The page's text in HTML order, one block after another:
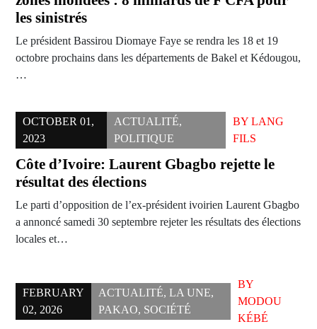
les sinistrés
Le président Bassirou Diomaye Faye se rendra les 18 et 19
octobre prochains dans les départements de Bakel et Kédougou,
…
OCTOBER 01,
2023
ACTUALITÉ,
POLITIQUE
BY LANG
FILS
Côte d’Ivoire: Laurent Gbagbo rejette le
résultat des élections
Le parti d’opposition de l’ex-président ivoirien Laurent Gbagbo
a annoncé samedi 30 septembre rejeter les résultats des élections
locales et…
FEBRUARY
02, 2026
ACTUALITÉ, LA UNE,
PAKAO, SOCIÉTÉ
BY
MODOU
KÉBÉ